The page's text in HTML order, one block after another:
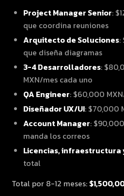
Project Manager Senior:
que coordina reuniones
Arquitecto de Soluciones:
que diseña diagramas
3-4 Desarrolladores:
MXN/mes cada uno
QA Engineer: $60,000
Diseñador UX/UI: $70,000
Account Manager:
manda los correos
Licencias, infraestructura
total
Total por 8-12 meses: